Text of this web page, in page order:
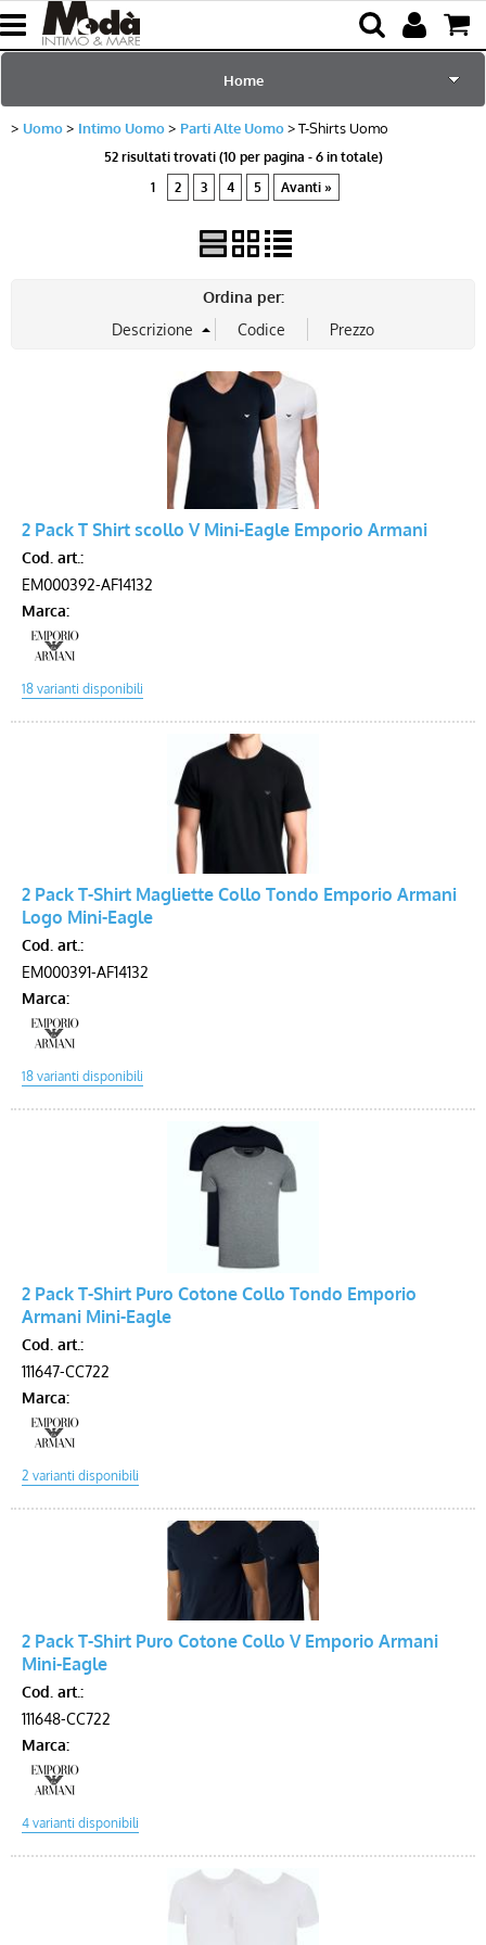
Home
per Lei
per Lui
Sciarpe e Accessori
Mare e Piscina
Abbigliamento
Blog
Voucher
Uomo Intimo Uomo Parti Alte Uomo T-Shirts Uomo
52 risultati trovati (10 per pagina - 6 in totale)
1
2 3 4 5 Avanti »
Ordina per:
2 Pack T Shirt scollo V Mini-Eagle Emporio Armani
Cod. art.:
EM000392-AF14132
Marca:
2 Pack T-Shirt Magliette Collo Tondo Emporio Armani
Logo Mini-Eagle
Cod. art.:
EM000391-AF14132
Marca:
2 Pack T-Shirt Puro Cotone Collo Tondo Emporio
Armani Mini-Eagle
Cod. art.:
111647-CC722
Marca:
2 Pack T-Shirt Puro Cotone Collo V Emporio Armani
Mini-Eagle
Cod. art.:
111648-CC722
Marca: